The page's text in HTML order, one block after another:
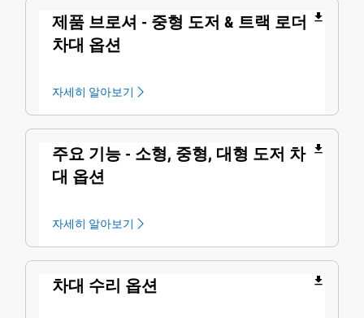
제품 브로셔 - 중형 도저 & 트랙 로더
차대 옵션
file_download
자세히 알아보기
주요 기능 - 소형, 중형, 대형 도저 차
대 옵션
file_download
자세히 알아보기
차대 수리 옵션 file_download